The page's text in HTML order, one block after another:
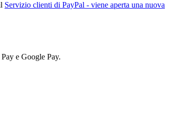
Servizio clienti di PayPal - viene aperta una nuova
e Google Pay.